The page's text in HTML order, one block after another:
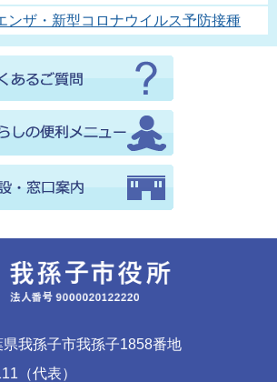
ンザ・新型コロナウイルス予防接種
我孫子市我孫子1858番地
（代表）